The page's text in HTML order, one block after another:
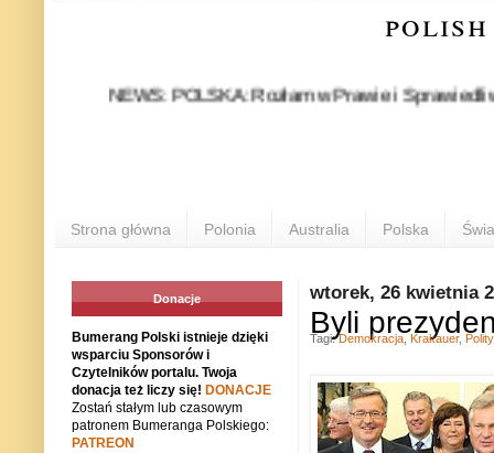
NEWS: POLSKA: Rozłam w Prawie i
Strona główna Polonia Australia Polska
wtorek, 26 kwietnia
Byli
Tagi:Demokracja Krakauer,
Donacje
Bumerang Polski istnieje dzięki
wsparciu Sponsorów i
Czytelników portalu. Twoja
donacja też liczy się! DONACJE
Zostań stałym lub czasowym
patronem Bumeranga Polskiego:
PATREON